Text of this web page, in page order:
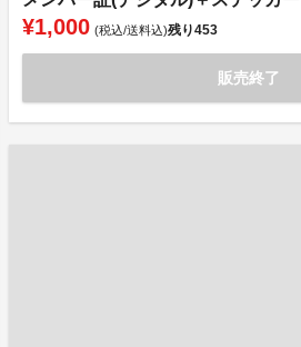
¥1,000 (税込/送料込)残り453
販売終了